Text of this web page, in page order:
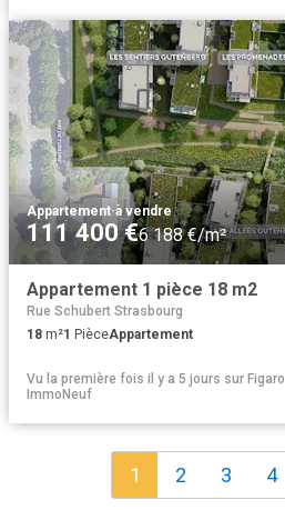
Appartement·à vendre
111 400 €6 188 €/m²
Appartement 1 pièce 18 m2
Rue Schubert Strasbourg
18 m²1 PièceAppartement
Vu la première fois il y a 5 jours sur Figaro
ImmoNeuf
1 2 3 4